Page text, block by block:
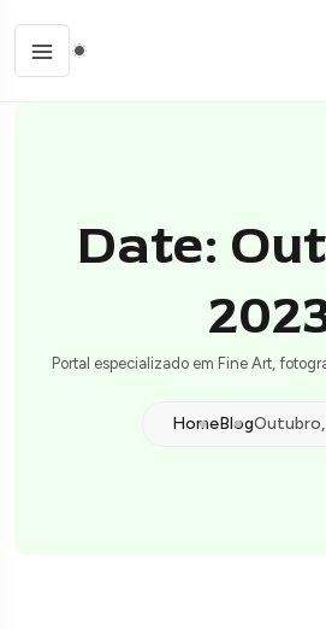
Date:
Portal especializado em Fine Art,
HomeBlog